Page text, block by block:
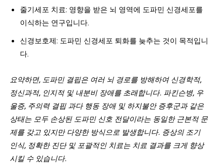
줄기세포 치료: 영향을 받은 뇌 영역에 도파민 신경세포를
이식하는 연구입니다.
신경보호제: 도파민 신경세포 퇴화를 늦추는 것이 목적입니
다.
요약하면, 도파민 결핍은 여러 뇌 경로를 방해하여 신경학적,
정신과적, 인지적 및 내분비 장애를 초래합니다. 파킨슨병, 우
울증, 주의력 결핍 과다 행동 장애 및 하지불안 증후군과 같은
상태는 모두 손상된 도파민 신호 전달이라는 동일한 근본적 문
제를 갖고 있지만 다양한 방식으로 발생합니다. 증상의 조기
인식, 정확한 진단 및 포괄적인 치료는 치료 결과를 크게 향상
시킬 수 있습니다.